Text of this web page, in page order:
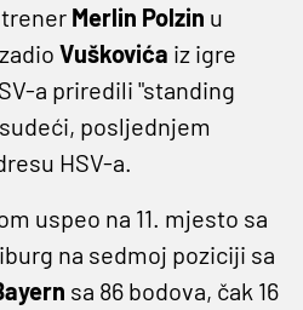
Merlin Polzin u
Vuškovića iz igre
a priredili "standing
posljednjem
HSV-a.
uspeo na 11. mjesto sa
na sedmoj poziciji sa
sa 86 bodova, čak 16